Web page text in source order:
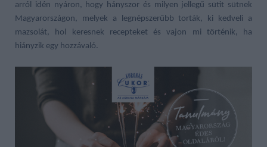
arról idén nyáron, hogy hányszor és milyen jellegű sütit sütnek
Magyarországon, melyek a legnépszerűbb torták, ki kedveli a
mazsolát, hol keresnek recepteket és vajon mi történik, ha
hiányzik egy hozzávaló.